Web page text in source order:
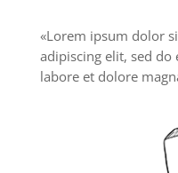
«Lorem ipsum dolor
adipiscing elit, sed
labore et dolore